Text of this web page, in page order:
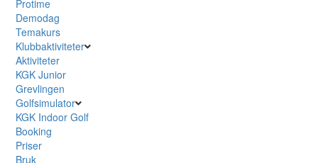
Protime
Demodag
Temakurs
Klubbaktiviteter
Aktiviteter
KGK Junior
Grevlingen
Golfsimulator
KGK Indoor Golf
Booking
Priser
Bruk